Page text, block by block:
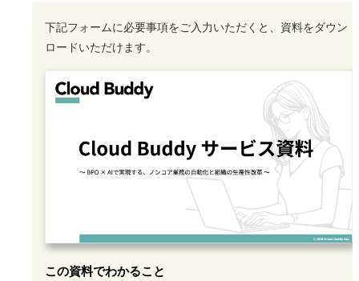
下記フォームに必要事項をご入力いただくと、資料をダウン
ロードいただけます。
この資料でわかること